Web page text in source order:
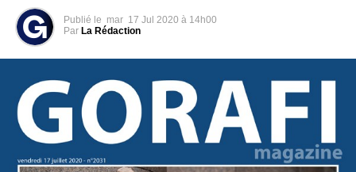
Publié le mar 17 Jul 2020 à 14h00
Par La Rédaction